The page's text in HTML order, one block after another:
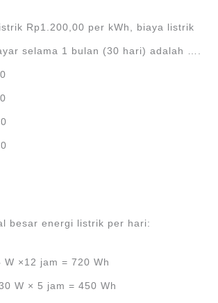
Rp1.200,00 per kWh, biaya listrik
selama 1 bulan (30 hari) adalah ….
besar energi listrik per hari:
W ×12 jam = 720 Wh
W × 5 jam = 450 Wh